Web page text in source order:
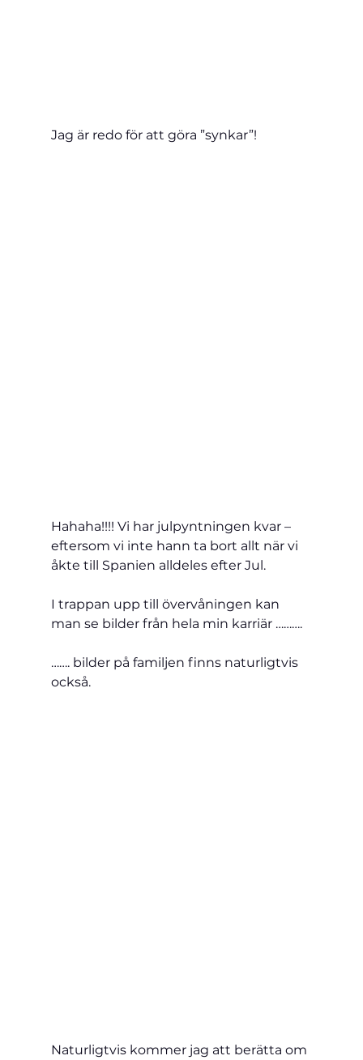
Jag är redo för att göra ”synkar”!
Hahaha!!!! Vi har julpyntningen kvar –
eftersom vi inte hann ta bort allt när vi
åkte till Spanien alldeles efter Jul.
I trappan upp till övervåningen kan
man se bilder från hela min karriär ……….
……. bilder på familjen finns naturligtvis
också.
Naturligtvis kommer jag att berätta om